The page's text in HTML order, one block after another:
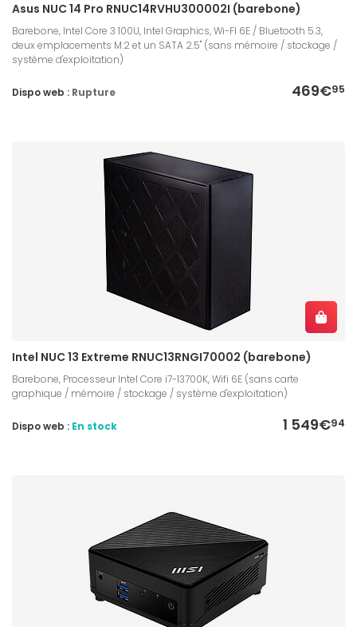
Asus NUC 14 Pro RNUC14RVHU300002I (barebone)
Barebone, Intel Core 3 100U, Intel Graphics, Wi-FI 6E / Bluetooth 5.3,
deux emplacements M.2 et un SATA 2.5" (sans mémoire / stockage /
système d'exploitation)
469€95
Dispo web : Rupture
Intel NUC 13 Extreme RNUC13RNGI70002 (barebone)
Barebone, Processeur Intel Core i7-13700K, Wifi 6E (sans carte
graphique / mémoire / stockage / système d'exploitation)
1 549€94
Dispo web : En stock